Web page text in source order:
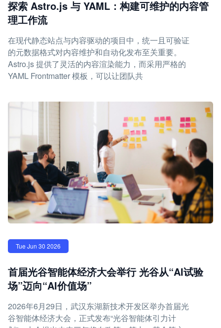
探索 Astro.js 与 YAML：构建可维护的内容管
理工作流
在现代静态站点与内容驱动的项目中，统一且可验证
的元数据格式对内容维护和自动化发布至关重要。
Astro.js 提供了灵活的内容渲染能力，而采用严格的
YAML Frontmatter 模板，可以让团队共
Tue Jun 30 2026
首届光谷智能体经济大会举行 光谷从“AI试验
场”迈向“AI价值场”
2026年6月29日，武汉东湖新技术开发区举办首届光
谷智能体经济大会，正式发布“光谷智能体引力计